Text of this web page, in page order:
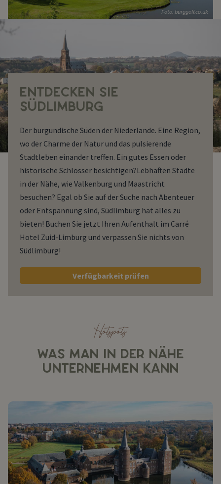
Foto: burggolf.co.uk
ENTDECKEN SIE
SÜDLIMBURG
Der burgundische Süden der Niederlande. Eine Region,
wo der Charme der Natur und das pulsierende
Stadtleben einander treffen. Ein gutes Essen oder
historische Schlösser besichtigen?Lebhaften Städte
in der Nähe, wie Valkenburg und Maastricht
besuchen? Egal ob Sie auf der Suche nach Abenteuer
oder Entspannung sind, Südlimburg hat alles zu
bieten! Buchen Sie jetzt Ihren Aufenthalt im Carré
Hotel Zuid-Limburg und verpassen Sie nichts von
Südlimburg!
Verfügbarkeit prüfen
Hotspots
WAS MAN IN DER NÄHE
UNTERNEHMEN KANN